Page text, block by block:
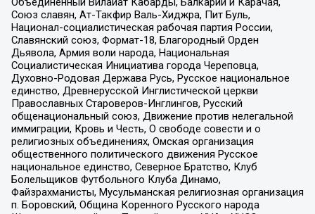
Союз славян, Ат-Такфир Валь-Хиджра, Пит Буль,
Национал-социалистическая рабочая партия России,
Славянский союз, Формат-18, Благородный Орден
Дьявола, Армия воли народа, Национальная
Социалистическая Инициатива города Череповца,
Духовно-Родовая Держава Русь, Русское национальное
единство, Древнерусской Инглистической церкви
Православных Староверов-Инглингов, Русский
общенациональный союз, Движение против нелегальной
иммиграции, Кровь и Честь, О свободе совести и о
религиозных объединениях, Омская организация
общественного политического движения Русское
национальное единство, Северное Братство, Клуб
Болельщиков Футбольного Клуба Динамо,
Файзрахманисты, Мусульманская религиозная организация
п. Боровский, Община Коренного Русского народа